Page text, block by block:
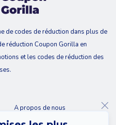
de codes de réduction dans plus de
réduction Coupon Gorilla en
et les codes de réduction des
A propos de nous
Contact